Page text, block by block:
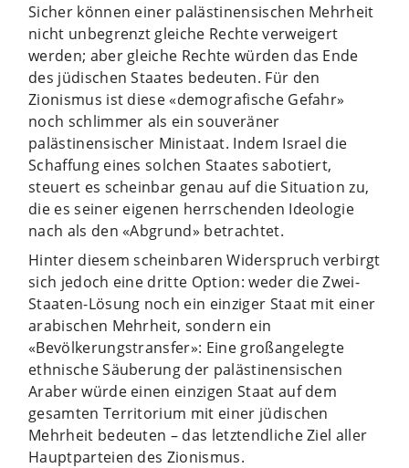
Sicher können einer palästinensischen Mehrheit
nicht unbegrenzt gleiche Rechte verweigert
werden; aber gleiche Rechte würden das Ende
des jüdischen Staates bedeuten. Für den
Zionismus ist diese «demografische Gefahr»
noch schlimmer als ein souveräner
palästinensischer Ministaat. Indem Israel die
Schaffung eines solchen Staates sabotiert,
steuert es scheinbar genau auf die Situation zu,
die es seiner eigenen herrschenden Ideologie
nach als den «Abgrund» betrachtet.
Hinter diesem scheinbaren Widerspruch verbirgt
sich jedoch eine dritte Option: weder die Zwei-
Staaten-Lösung noch ein einziger Staat mit einer
arabischen Mehrheit, sondern ein
«Bevölkerungstransfer»: Eine großangelegte
ethnische Säuberung der palästinensischen
Araber würde einen einzigen Staat auf dem
gesamten Territorium mit einer jüdischen
Mehrheit bedeuten – das letztendliche Ziel aller
Hauptparteien des Zionismus.